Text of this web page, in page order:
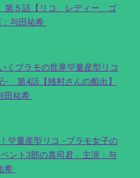
５話【リコ、レディー、ゴ
与田祐希
くプラモの世界💛量産型リコ
- 第4話【雉村さんの船出】
田祐希
💛量産型リコ -プラモ女子の
ント3部の真司君」主演：与
希